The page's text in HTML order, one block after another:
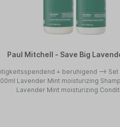
Paul Mitchell -
+ beruhigend --> Set
Lavender Mint moisturizing
Lavender Mint moisturizing